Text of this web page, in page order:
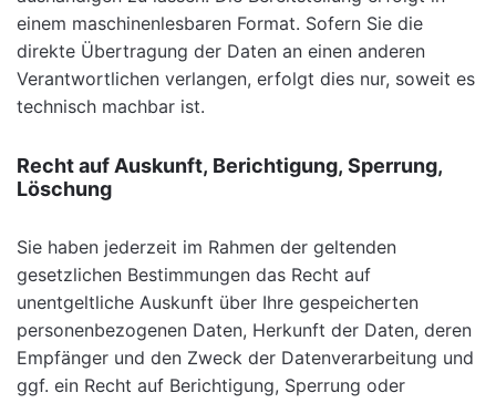
einem maschinenlesbaren Format. Sofern Sie die
direkte Übertragung der Daten an einen anderen
Verantwortlichen verlangen, erfolgt dies nur, soweit es
technisch machbar ist.
Recht auf Auskunft, Berichtigung, Sperrung,
Löschung
Sie haben jederzeit im Rahmen der geltenden
gesetzlichen Bestimmungen das Recht auf
unentgeltliche Auskunft über Ihre gespeicherten
personenbezogenen Daten, Herkunft der Daten, deren
Empfänger und den Zweck der Datenverarbeitung und
ggf. ein Recht auf Berichtigung, Sperrung oder